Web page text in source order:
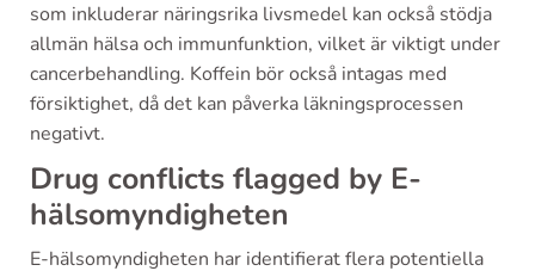
som inkluderar näringsrika livsmedel kan också stödja
allmän hälsa och immunfunktion, vilket är viktigt under
cancerbehandling. Koffein bör också intagas med
försiktighet, då det kan påverka läkningsprocessen
negativt.
Drug conflicts flagged by E-
hälsomyndigheten
E-hälsomyndigheten har identifierat flera potentiella